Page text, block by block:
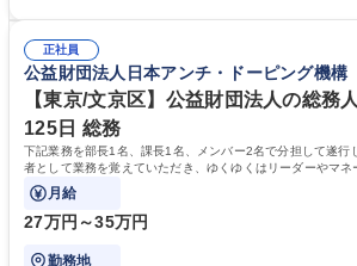
のご応募をお待ちしております。 募集職種 【第二新卒オープンポジショ
ン】業界未経験歓迎/自社ゲーム/WEB面接
正社員
公益財団法人日本アンチ・ドーピング機構
【東京/文京区】公益財団法人の総務
125日 総務
下記業務を部長1名、課長1名、メンバー2名で分担して遂行
者として業務を覚えていただき、ゆくゆくはリーダーやマネ
躍いただくことを期待しています。
月給
27万円～35万円
勤務地